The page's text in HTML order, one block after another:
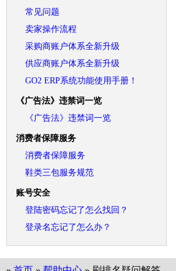
常见问题
卖家操作流程
采购商账户体系全新升级
供应商账户体系全新升级
GO2 ERP系统功能使用手册！
《广告法》违禁词一览
《广告法》违禁词一览
消费者保障服务
消费者保障服务
鞋类三包服务规范
账号安全
登陆密码忘记了怎么找回？
登录名忘记了怎么办？